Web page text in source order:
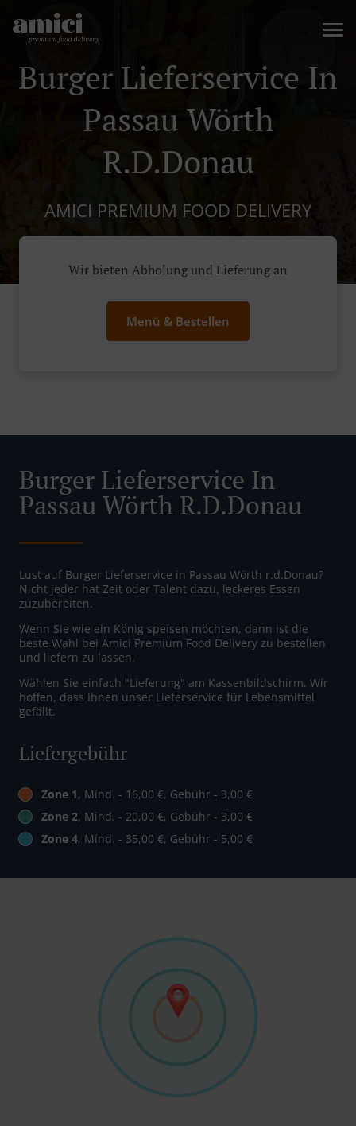
Burger Lieferservice In
Passau Wörth
R.d.Donau
AMICI PREMIUM FOOD DELIVERY
Wir bieten Abholung und Lieferung an
Menü & Bestellen
Burger Lieferservice In
Passau Wörth R.d.Donau
Lust auf Burger Lieferservice in Passau Wörth r.d.Donau?
Nicht jeder hat Zeit oder Talent dazu, leckeres Essen
zuzubereiten.
Wenn Sie wie ein König speisen möchten, dann ist die
beste Wahl bei Amici Premium Food Delivery zu bestellen
und liefern zu lassen.
Wählen Sie einfach "Lieferung" am Kassenbildschirm. Wir
hoffen, dass Ihnen unser Lieferservice für Lebensmittel
gefällt.
Liefergebühr
Zone 1, Mind. - 16,00 €, Gebühr - 3,00 €
Zone 2, Mind. - 20,00 €, Gebühr - 3,00 €
Zone 4, Mind. - 35,00 €, Gebühr - 5,00 €